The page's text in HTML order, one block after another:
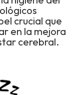
crucial que
en la mejora
cerebral.